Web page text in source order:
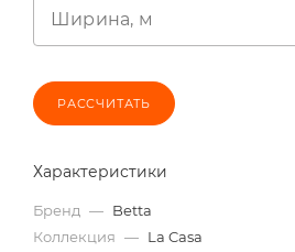
Ширина, м
РАССЧИТАТЬ
Характеристики
Бренд — Betta
Коллекция — La Casa